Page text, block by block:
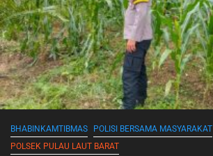
BHABINKAMTIBMAS POLISI BERSAMA MASYARAKAT
POLSEK PULAU LAUT BARAT